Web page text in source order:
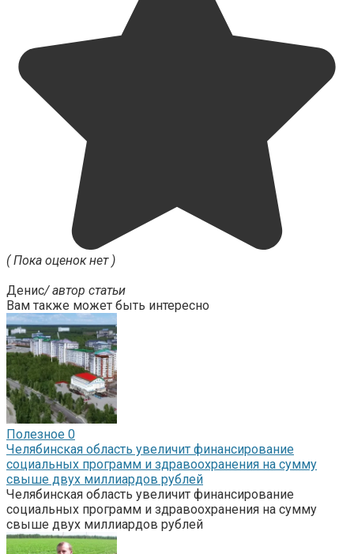
( Пока оценок нет )
Денис/ автор статьи
Вам также может быть интересно
Полезное 0
Челябинская область увеличит финансирование
социальных программ и здравоохранения на сумму
свыше двух миллиардов рублей
Челябинская область увеличит финансирование
социальных программ и здравоохранения на сумму
свыше двух миллиардов рублей